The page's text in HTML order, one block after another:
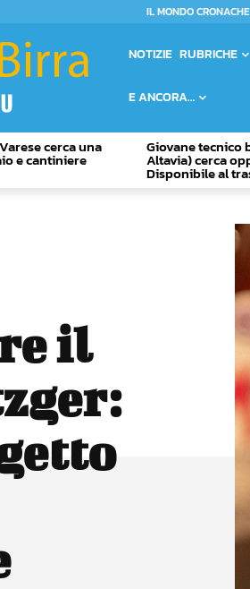
IL MONDO
NOTIZIE RUBRICHE
E ANCORA…
cerca una
e cantiniere
Giovane tecnico
Altavia) cerca
Disponibile al
il